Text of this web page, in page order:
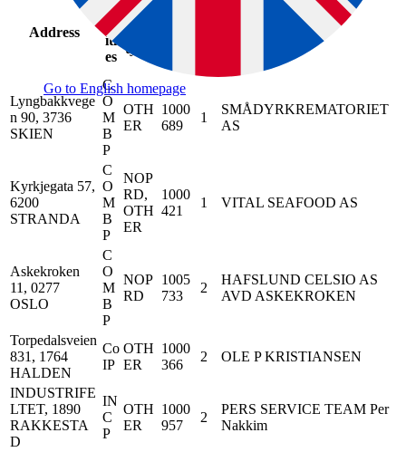
Go to English homepage
Address
Ac
tiv
iti
es
Prod
types
Name
Lyngbakkvege
n 90, 3736
SKIEN
C
O
M
B
P
OTH
ER
1000
689
1
SMÅDYRKREMATORIET
AS
Kyrkjegata 57,
6200
STRANDA
C
O
M
B
P
NOP
RD,
OTH
ER
1000
421
1 VITAL SEAFOOD AS
Askekroken
11, 0277
OSLO
C
O
M
B
P
NOP
RD
1005
733
2
HAFSLUND CELSIO AS
AVD ASKEKROKEN
Torpedalsveien
831, 1764
HALDEN
Co
IP
OTH
ER
1000
366
2 OLE P KRISTIANSEN
INDUSTRIFE
LTET, 1890
RAKKESTA
D
IN
C
P
OTH
ER
1000
957
2
PERS SERVICE TEAM Per
Nakkim